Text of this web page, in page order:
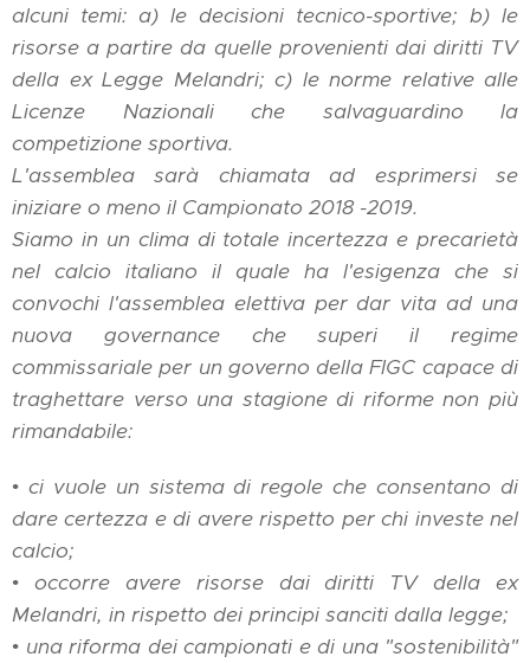
alcuni temi: a) le decisioni tecnico-sportive; b) le
risorse a partire da quelle provenienti dai diritti TV
della ex Legge Melandri; c) le norme relative alle
Licenze Nazionali che salvaguardino la
competizione sportiva.
L'assemblea sarà chiamata ad esprimersi se
iniziare o meno il Campionato 2018 -2019.
Siamo in un clima di totale incertezza e precarietà
nel calcio italiano il quale ha l'esigenza che si
convochi l'assemblea elettiva per dar vita ad una
nuova governance che superi il regime
commissariale per un governo della FIGC capace di
traghettare verso una stagione di riforme non più
rimandabile:
• ci vuole un sistema di regole che consentano di
dare certezza e di avere rispetto per chi investe nel
calcio;
• occorre avere risorse dai diritti TV della ex
Melandri, in rispetto dei principi sanciti dalla legge;
• una riforma dei campionati e di una "sostenibilità"